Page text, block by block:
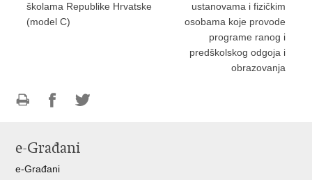
školama Republike Hrvatske
(model C)
ustanovama i fizičkim
osobama koje provode
programe ranog i
predškolskog odgoja i
obrazovanja
FacebookuTwitteru
e-Građani
e-Građani